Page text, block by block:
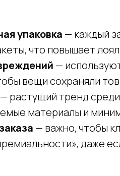
упаковка — каждый
что повышает
—
вещи сохраняли
— растущий тренд
материалы и
— важно, чтобы
даже